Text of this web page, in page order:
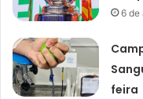
6 de
feira